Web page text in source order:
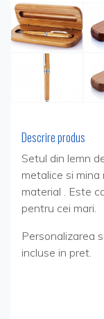
Descrire produs
Setul din lemn
metalice si
material . Este
pentru cei mari.
Personalizarea
incluse in pret.